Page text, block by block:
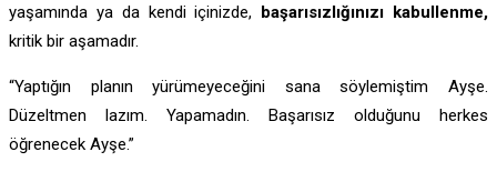
yaşamında ya da kendi içinizde,
başarısızlığınızı kabullenme,
kritik bir aşamadır.
“Yaptığın planın yürümeyeceğini sana söylemiştim Ayşe.
Düzeltmen lazım. Yapamadın. Başarısız olduğunu herkes
öğrenecek Ayşe.”